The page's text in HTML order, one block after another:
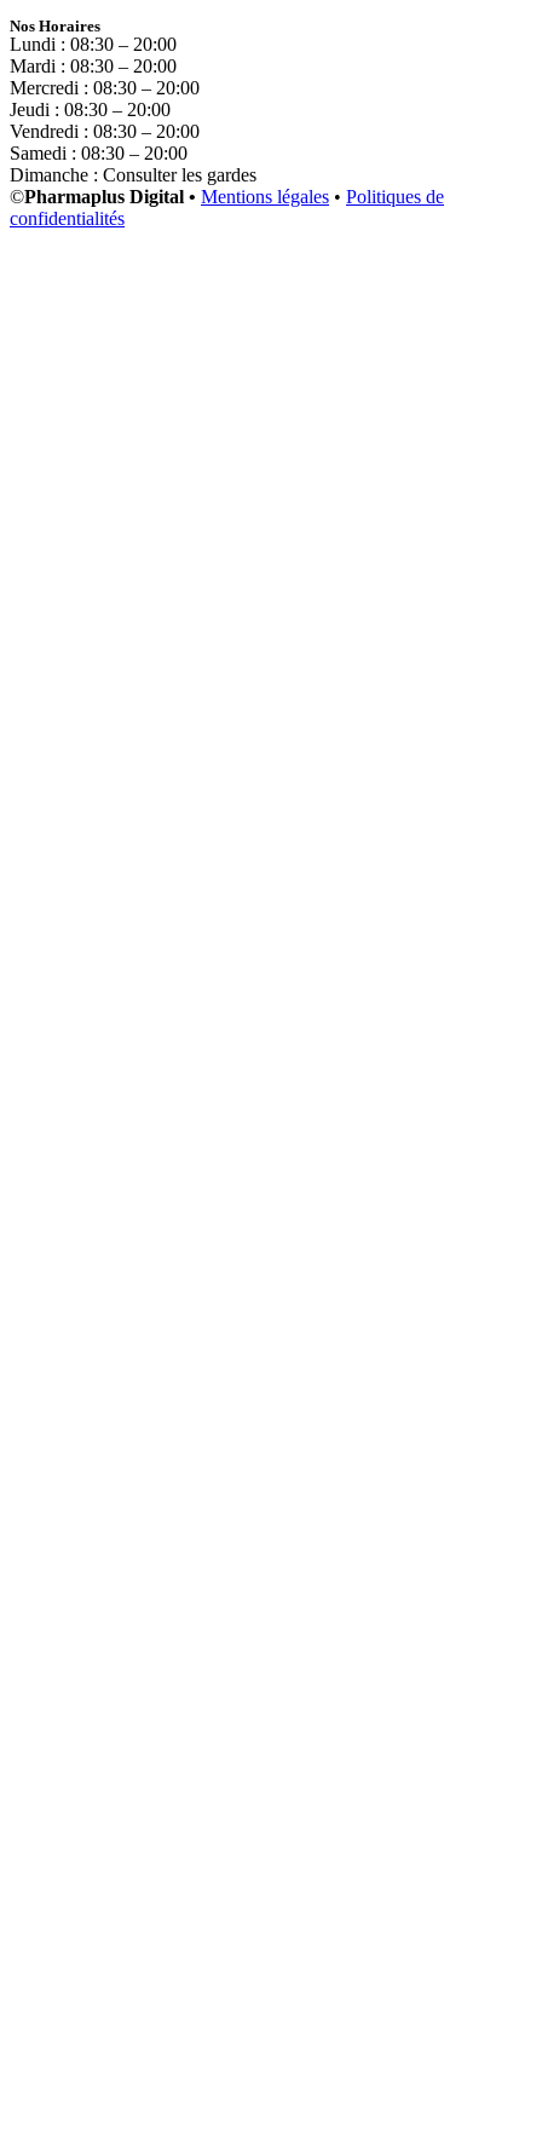
Nos Horaires
Lundi : 08:30 – 20:00
Mardi : 08:30 – 20:00
Mercredi : 08:30 – 20:00
Jeudi : 08:30 – 20:00
Vendredi : 08:30 – 20:00
Samedi : 08:30 – 20:00
Dimanche : Consulter les gardes
©Pharmaplus Digital • Mentions légales • Politiques de
confidentialités